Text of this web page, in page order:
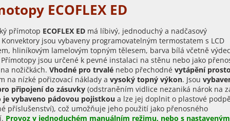
ECOFLEX ED
přímotop ECOFLEX ED má líbivý, jednoduchý a nadčasový
jsou vybaveny programovatelným termostatem s LCD
hliníkovým lamelovým topným tělesem, barva bílá včetně
jsou určené k pevné instalaci na stěnu nebo jako
nožičkách. Vhodné pro trvalé nebo přechodné vytápění
na nízké pořizovací náklady a vysoký topný výkon. Jsou
připojení do zásuvky (odstraněním vidlice nezaniká nárok na
je vybaveno pádovou pojistkou a lze jej doplnit o plastové
příslušenství), což umožňuje jeho použití jako přenosného
Provoz v jednoduchém manuálním režimu, nebo s nastaveným